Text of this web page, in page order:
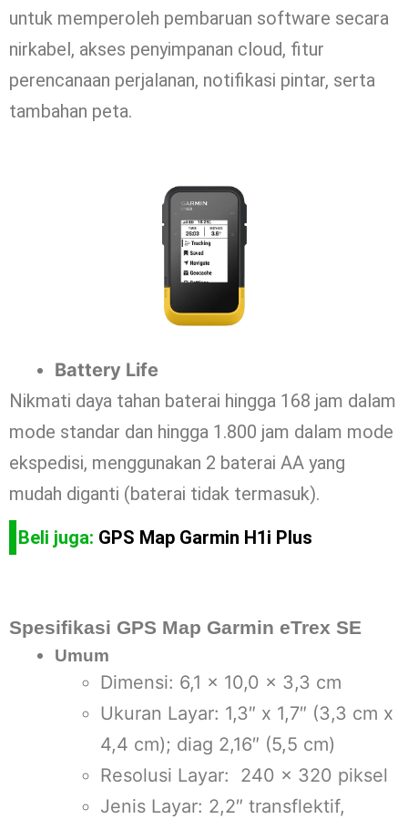
untuk memperoleh pembaruan software secara
nirkabel, akses penyimpanan cloud, fitur
perencanaan perjalanan, notifikasi pintar, serta
tambahan peta.
Battery Life
Nikmati daya tahan baterai hingga 168 jam dalam
mode standar dan hingga 1.800 jam dalam mode
ekspedisi, menggunakan 2 baterai AA yang
mudah diganti (baterai tidak termasuk).
Beli juga: GPS Map Garmin H1i Plus
Spesifikasi GPS Map Garmin eTrex SE
Umum
Dimensi: 6,1 x 10,0 x 3,3 cm
Ukuran Layar: 1,3″ x 1,7″ (3,3 cm x
4,4 cm); diag 2,16″ (5,5 cm)
Resolusi Layar: 240 x 320 piksel
Jenis Layar: 2,2″ transflektif,